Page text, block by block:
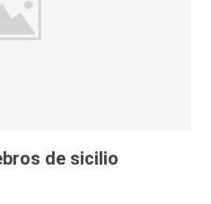
de sicilio